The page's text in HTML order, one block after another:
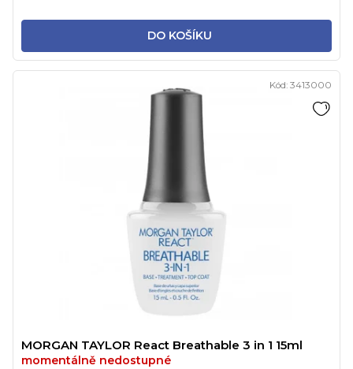
DO KOŠÍKU
MORGAN TAYLOR React Breathable 3 in 1 15ml
momentálně nedostupné
Kód: 3413000